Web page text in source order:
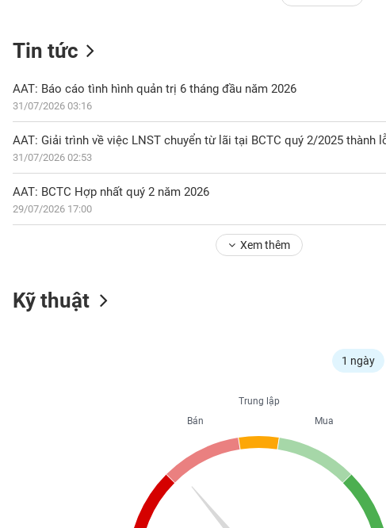
Tin tức
AAT: Báo cáo tình hình quản trị 6 tháng đầu năm 2026
31/07/2026 03:16
AAT: Giải trình về việc LNST chuyển từ lãi tại BCTC quý 2/2025 thành
31/07/2026 02:53
AAT: BCTC Hợp nhất quý 2 năm 2026
29/07/2026 17:00
Xem thêm
Kỹ thuật
1 ngày
Trung lập
Mua
Bán
DOANH
NGHIỆP
CỔ
PHIẾU
SINH